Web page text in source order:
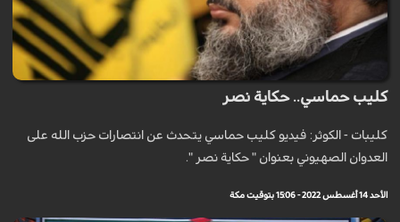
كليب حماسي.. حكاية نصر
كليبات - الكوثر: فيديو كليب حماسي يتحدث عن انتصارات حزب الله على
العدوان الصهيوني بعنوان " حكاية نصر ".
الأحد 14 أغسطس 2022 - 15:06 بتوقيت مكة